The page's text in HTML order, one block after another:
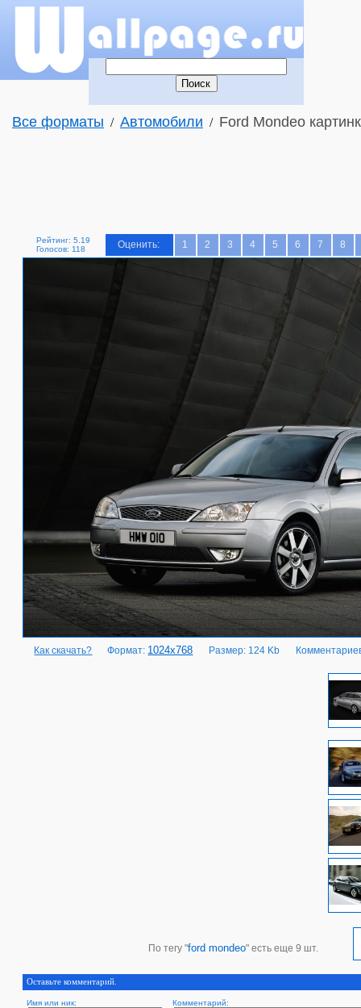
Все форматы / Автомобили / Ford Mondeo
Рейтинг: 5.19
Голосов: 118
Оценить: 1 2 3 4 5 6 7 8
Как скачать? Формат: 1024x768 Размер: 124 Kb
По тегу "ford mondeo" есть еще 9 шт.
Оставьте комментарий.
Имя или ник: Комментарий: